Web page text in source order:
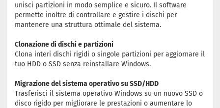
unisci partizioni in modo semplice e sicuro. Il software
permette inoltre di controllare e gestire i dischi per
mantenere una struttura ottimale del sistema.
Clonazione di dischi e partizioni
Clona interi dischi rigidi o singole partizioni per aggiornare il
tuo HDD o SSD senza reinstallare Windows.
Migrazione del sistema operativo su SSD/HDD
Trasferisci il sistema operativo Windows su un nuovo SSD o
disco rigido per migliorare le prestazioni o aumentare lo